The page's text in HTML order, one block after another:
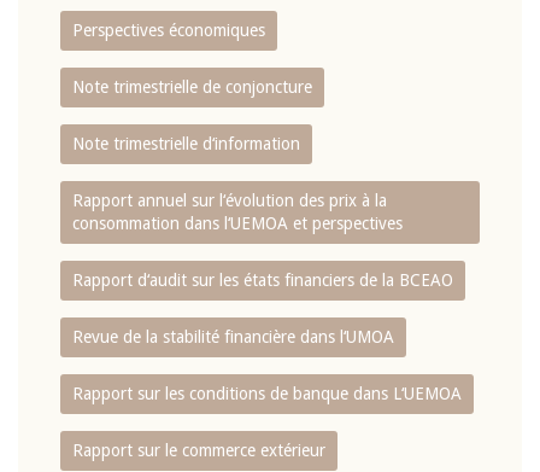
Perspectives économiques
Note trimestrielle de conjoncture
Note trimestrielle d‘information
Rapport annuel sur l‘évolution des prix à la
consommation dans l‘UEMOA et perspectives
Rapport d‘audit sur les états financiers de la BCEAO
Revue de la stabilité financière dans l‘UMOA
Rapport sur les conditions de banque dans L‘UEMOA
Rapport sur le commerce extérieur